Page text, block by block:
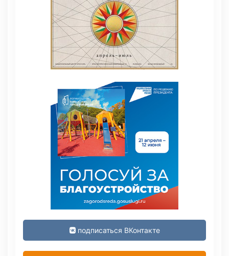
подписаться ВКонтакте